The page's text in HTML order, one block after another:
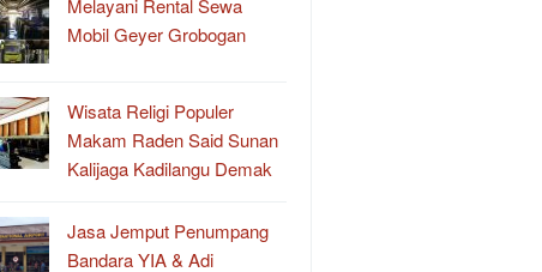
Melayani Rental Sewa
Mobil Geyer Grobogan
Wisata Religi Populer
Makam Raden Said Sunan
Kalijaga Kadilangu Demak
Jasa Jemput Penumpang
Bandara YIA & Adi